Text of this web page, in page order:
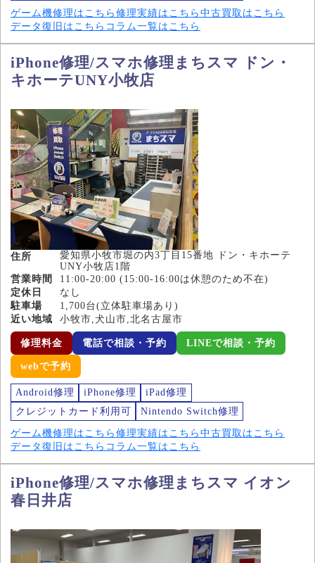
ゲーム機修理はこちら 修理実績はこちら 中古買取はこちら
データ復旧はこちら コラム一覧はこちら
iPhone修理/スマホ修理まちスマ ドン・
キホーテUNY小牧店
住所
愛知県小牧市堀の内3丁目15番地 ドン・キホーテ
UNY小牧店1階
営業時間
11:00-20:00 (15:00-16:00は休憩のため不在)
定休日
なし
駐車場
1,700台(立体駐車場あり)
近い地域
小牧市,犬山市,北名古屋市
修理料金 電話で相談・予約 LINEで相談・予約
webで予約
Android修理 iPhone修理
iPad修理
クレジットカード利用可
Nintendo Switch修理
ゲーム機修理はこちら 修理実績はこちら 中古買取はこちら
データ復旧はこちら コラム一覧はこちら
iPhone修理/スマホ修理まちスマ イオン
春日井店